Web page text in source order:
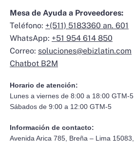
Mesa de Ayuda a Proveedores:
Teléfono: +(511) 5183360 an. 601
WhatsApp: +51 954 614 850
Correo: soluciones@ebizlatin.com
Chatbot B2M
Horario de atención:
Lunes a viernes de 8:00 a 18:00 GTM-5
Sábados de 9:00 a 12:00 GTM-5
Información de contacto:
Avenida Arica 785, Breña – Lima 15083,